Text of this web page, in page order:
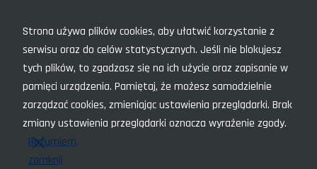
Strona używa plików cookies, aby ułatwić korzystanie z
serwisu oraz do celów statystycznych. Jeśli nie blokujesz
tych plików, to zgadzasz się na ich użycie oraz zapisanie w
pamięci urządzenia. Pamiętaj, że możesz samodzielnie
zarządzać cookies, zmieniając ustawienia przeglądarki. Brak
zmiany ustawienia przeglądarki oznacza wyrażenie zgody.
Rozumiem,
zamknij